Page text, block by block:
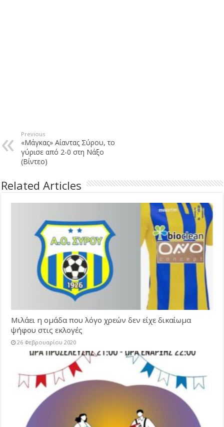
Previous
«Μάγκας» Αίαντας Σύρου, το
γύρισε από 2-0 στη Νάξο
(Βίντεο)
Related Articles
Μιλάει η ομάδα που λόγο χρεών δεν είχε δικαίωμα
ψήφου στις εκλογές
26 Φεβρουαρίου 2020